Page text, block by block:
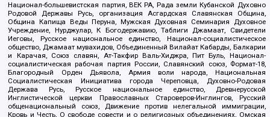
Национал-большевистская партия, ВЕК РА, Рада земли Кубанской Духовно
Родовой Державы Русь, организация Асгардская Славянская Община,
Община Капища Веды Перуна, Мужская Духовная Семинария Духовное
Учреждение, Нурджулар, К Богодержавию, Таблиги Джамаат, Свидетели
Иеговы, Русское национальное единство, Национал-социалистическое
общество, Джамаат мувахидов, Объединенный Вилайат Кабарды, Балкарии
и Карачая, Союз славян, Ат-Такфир Валь-Хиджра, Пит Буль, Национал-
социалистическая рабочая партия России, Славянский союз, Формат-18,
Благородный Орден Дьявола, Армия воли народа, Национальная
Социалистическая Инициатива города Череповца, Духовно-Родовая
Держава Русь, Русское национальное единство, Древнерусской
Инглистической церкви Православных Староверов-Инглингов, Русский
общенациональный союз, Движение против нелегальной иммиграции,
Кровь и Честь, О свободе совести и о религиозных объединениях, Омская